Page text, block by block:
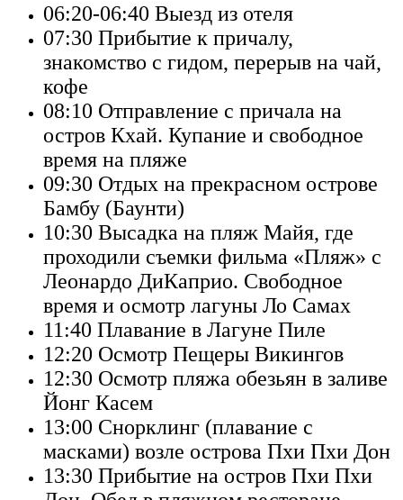
06:20-06:40 Выезд из отеля
07:30 Прибытие к причалу,
знакомство с гидом, перерыв на чай,
кофе
08:10 Отправление с причала на
остров Кхай. Купание и свободное
время на пляже
09:30 Отдых на прекрасном острове
Бамбу (Баунти)
10:30 Высадка на пляж Майя, где
проходили съемки фильма «Пляж» с
Леонардо ДиКаприо. Свободное
время и осмотр лагуны Ло Самах
11:40 Плавание в Лагуне Пиле
12:20 Осмотр Пещеры Викингов
12:30 Осмотр пляжа обезьян в заливе
Йонг Касем
13:00 Снорклинг (плавание с
масками) возле острова Пхи Пхи Дон
13:30 Прибытие на остров Пхи Пхи